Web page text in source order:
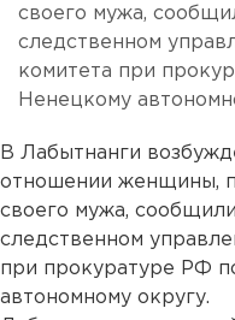
своего мужа,
следственном
комитета при
Ненецкому
В Лабытнанги
отношении женщины,
своего мужа,
следственном
при прокуратуре РФ
автономному округу.